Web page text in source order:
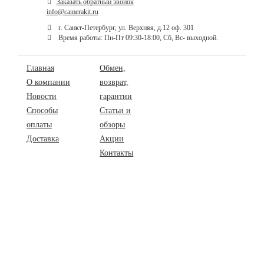
Заказать обратный звонок
info@camerakit.ru
г. Санкт-Петербург, ул. Верхняя, д.12 оф. 301
Время работы: Пн-Пт 09:30-18:00, Сб, Вс- выходной.
Главная
О компании
Новости
Способы
оплаты
Доставка
Обмен,
возврат,
гарантии
Статьи и
обзоры
Акции
Контакты